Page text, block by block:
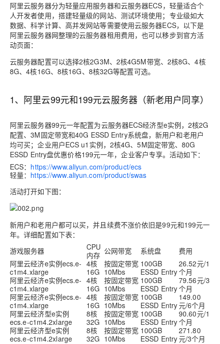
阿里云服务器分为轻量应用服务器和云服务器ECS，轻量适合个
人开发者使用，搭建轻量级的网站、测试环境使用；专业级如大
数据、科学计算、高并发网站等需要使用云服务器ECS，以下是
阿里云服务器网整理的云服务器租用费用，也可以移步到官方活
动页面：
云服务器配置可以选择2核2G3M、2核4G5M带宽、2核8G、4核
8G、4核16G、8核16G、8核32G等配置可选。
1、阿里云99元和199元云服务器（新老用户同享）
阿里云服务器99元一年配置为云服务器ECS经济型e实例，2核2G
配置、3M固定带宽和40G ESSD Entry系统盘，新用户和老用户
均可买；企业用户ECS u1实例，2核4G、5M固定带宽、80G
ESSD Entry盘优惠价格199元一年，企业客户专享。活动如下：
ECS： https://www.aliyun.com/product/ecs
轻量： https://www.aliyun.com/product/swas
活动打开如下图：
新用户和老用户都可以买，并且续费不涨价依旧是99元和199元一
年。详细配置如下表：
游戏服务器
CPU
内存 公网带宽 系统盘
费用
阿里云经济e实例ecs.e-
c1m4.xlarge
4核
16G
按固定带宽
10Mbs
100GB
ESSD Entry
26.52元/1
个月
阿里云经济e实例ecs.e-
c1m4.xlarge
4核
16G
按固定带宽
10Mbs
100GB
ESSD Entry
79.56元/3
个月
阿里云经济e实例ecs.e-
c1m4.xlarge
4核
16G
按固定带宽
10Mbs
100GB
ESSD Entry
149.00
元/6个月
阿里云经济型e实例
ecs.e-c1m4.2xlarge
8核
32G
按固定带宽
10Mbs
100GB
ESSD Entry
90.60元/1
个月
阿里云经济型e实例
ecs.e-c1m4.2xlarge
8核
32G
按固定带宽
10Mbs
100GB
ESSD Entry
271.80
元/3个月